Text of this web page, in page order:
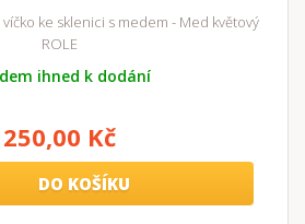
ke sklenici s medem - Med květový
ROLE
ihned k dodání
250,00 Kč
DO KOŠÍKU